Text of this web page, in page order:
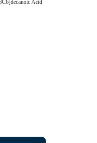
Acid